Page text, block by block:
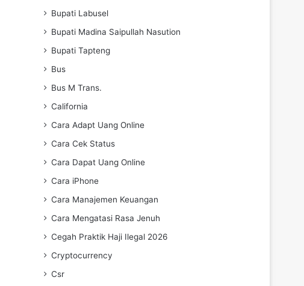
Bupati Labusel
Bupati Madina Saipullah Nasution
Bupati Tapteng
Bus
Bus M Trans.
California
Cara Adapt Uang Online
Cara Cek Status
Cara Dapat Uang Online
Cara iPhone
Cara Manajemen Keuangan
Cara Mengatasi Rasa Jenuh
Cegah Praktik Haji Ilegal 2026
Cryptocurrency
Csr